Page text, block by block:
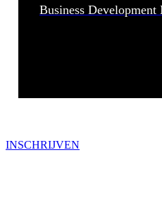
Business Development
INSCHRIJVEN